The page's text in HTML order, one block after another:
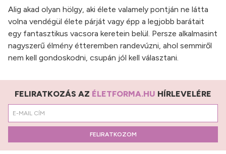
Alig akad olyan hölgy, aki élete valamely pontján ne látta
volna vendégül élete párját vagy épp a legjobb barátait
egy fantasztikus vacsora keretein belül. Persze alkalmasint
nagyszerű élmény étteremben randevúzni, ahol semmiről
nem kell gondoskodni, csupán jól kell választani.
FELIRATKOZÁS AZ ÉLETFORMA.HU HÍRLEVELÉRE
FELIRATKOZOM